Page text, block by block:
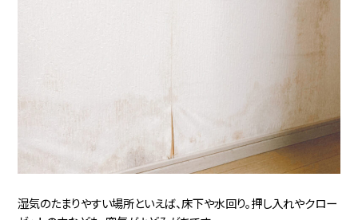
湿気のたまりやすい場所といえば、床下や水回り。押し入れやクロー